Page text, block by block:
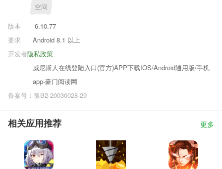
空间
版本
6.10.77
要求
Android 8.1 以上
隐私政策
开发者
威尼斯人在线登陆入口(官方)APP下载IOS/Android通用版/手机
app-豪门阅读网
备案号：豫B2-20030028-29
相关应用推荐 更多